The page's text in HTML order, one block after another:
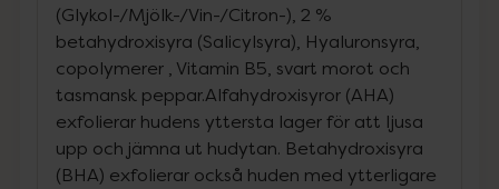
(Glykol-/Mjölk-/Vin-/Citron-), 2 %
betahydroxisyra (Salicylsyra), Hyaluronsyra,
copolymerer , Vitamin B5, svart morot och
tasmansk peppar.Alfahydroxisyror (AHA)
exfolierar hudens yttersta lager för att ljusa
upp och jämna ut hudytan. Betahydroxisyra
(BHA) exfolierar också huden med ytterligare